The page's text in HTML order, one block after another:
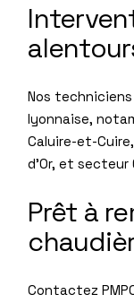
Nos
lyonnaise,
Caluire-et-
d’Or, et secteur
Prêt à
Contactez